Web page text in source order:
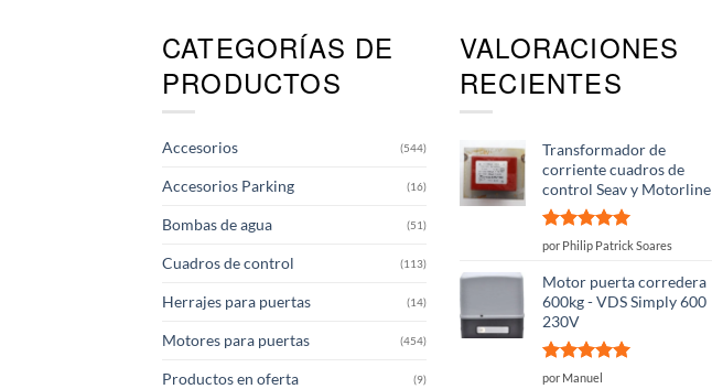
Las
opciones
se
CATEGORÍAS DE
PRODUCTOS
Accesorios (544)
Accesorios Parking (16)
Bombas de agua (51)
Cuadros de control (113)
Herrajes para puertas (14)
Motores para puertas (454)
Productos en oferta (9)
VALORACIONES
RECIENTES
Transformador de
corriente cuadros de
control Seav y Motorline
Valorado
por Philip Patrick Soares
Motor puerta corredera
600kg - VDS Simply 600
230V
Valorado
por Manuel